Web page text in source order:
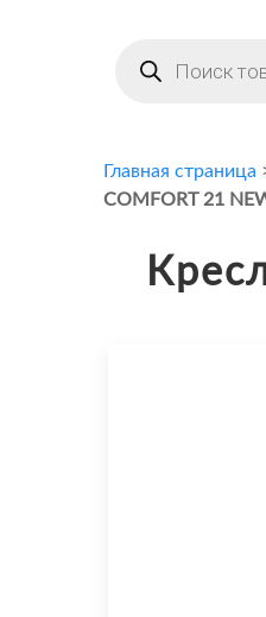
товаров
Главная страница
COMFORT 21